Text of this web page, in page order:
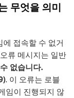
무엇을 의미
접속할 수 없거
류 메시지는 일반
없습니다.
. 이 오류는 로블
임이 진행되지 않